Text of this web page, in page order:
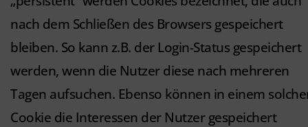
nach dem Schließen des Browsers gespeichert
bleiben. So kann z.B. der Login-Status gespeichert
werden, wenn die Nutzer diese nach mehreren
Tagen aufsuchen. Ebenso können in einem
Cookie die Interessen der Nutzer gespeichert